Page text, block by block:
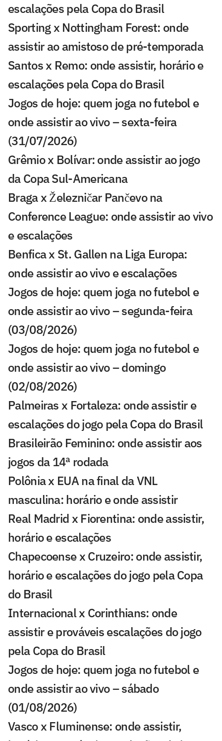
escalações pela Copa do Brasil
Sporting x Nottingham Forest: onde
assistir ao amistoso de pré-temporada
Santos x Remo: onde assistir, horário e
escalações pela Copa do Brasil
Jogos de hoje: quem joga no futebol e
onde assistir ao vivo – sexta-feira
(31/07/2026)
Grêmio x Bolívar: onde assistir ao jogo
da Copa Sul-Americana
Braga x Železničar Pančevo na
Conference League: onde assistir ao vivo
e escalações
Benfica x St. Gallen na Liga Europa:
onde assistir ao vivo e escalações
Jogos de hoje: quem joga no futebol e
onde assistir ao vivo – segunda-feira
(03/08/2026)
Jogos de hoje: quem joga no futebol e
onde assistir ao vivo – domingo
(02/08/2026)
Palmeiras x Fortaleza: onde assistir e
escalações do jogo pela Copa do Brasil
Brasileirão Feminino: onde assistir aos
jogos da 14ª rodada
Polônia x EUA na final da VNL
masculina: horário e onde assistir
Real Madrid x Fiorentina: onde assistir,
horário e escalações
Chapecoense x Cruzeiro: onde assistir,
horário e escalações do jogo pela Copa
do Brasil
Internacional x Corinthians: onde
assistir e prováveis escalações do jogo
pela Copa do Brasil
Jogos de hoje: quem joga no futebol e
onde assistir ao vivo – sábado
(01/08/2026)
Vasco x Fluminense: onde assistir,